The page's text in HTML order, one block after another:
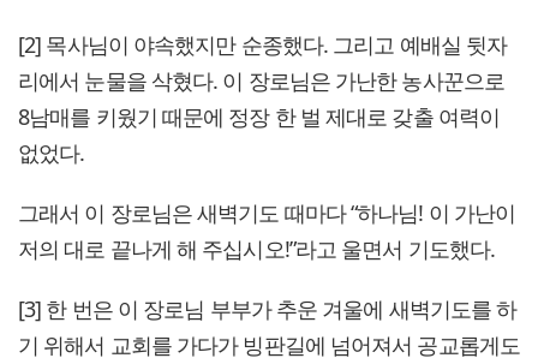
[2] 목사님이 야속했지만 순종했다. 그리고 예배실 뒷자
리에서 눈물을 삭혔다. 이 장로님은 가난한 농사꾼으로
8남매를 키웠기 때문에 정장 한 벌 제대로 갖출 여력이
없었다.
그래서 이 장로님은 새벽기도 때마다 “하나님! 이 가난이
저의 대로 끝나게 해 주십시오!”라고 울면서 기도했다.
[3] 한 번은 이 장로님 부부가 추운 겨울에 새벽기도를 하
기 위해서 교회를 가다가 빙판길에 넘어져서 공교롭게도